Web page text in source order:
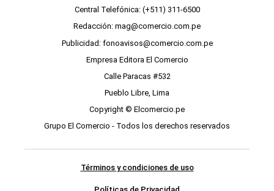
Central Telefónica: (+511) 311-6500
Redacción: mag@comercio.com.pe
Publicidad: fonoavisos@comercio.com.pe
Empresa Editora El Comercio
Calle Paracas #532
Pueblo Libre, Lima
Copyright © Elcomercio.pe
Grupo El Comercio - Todos los derechos reservados
Términos y condiciones de uso